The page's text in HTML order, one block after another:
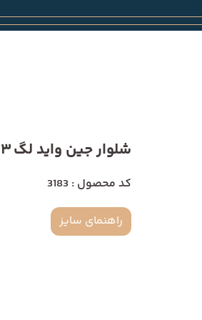
شلوار جین واید لگ 3183
کد محصول : 3183
راهنمای سایز